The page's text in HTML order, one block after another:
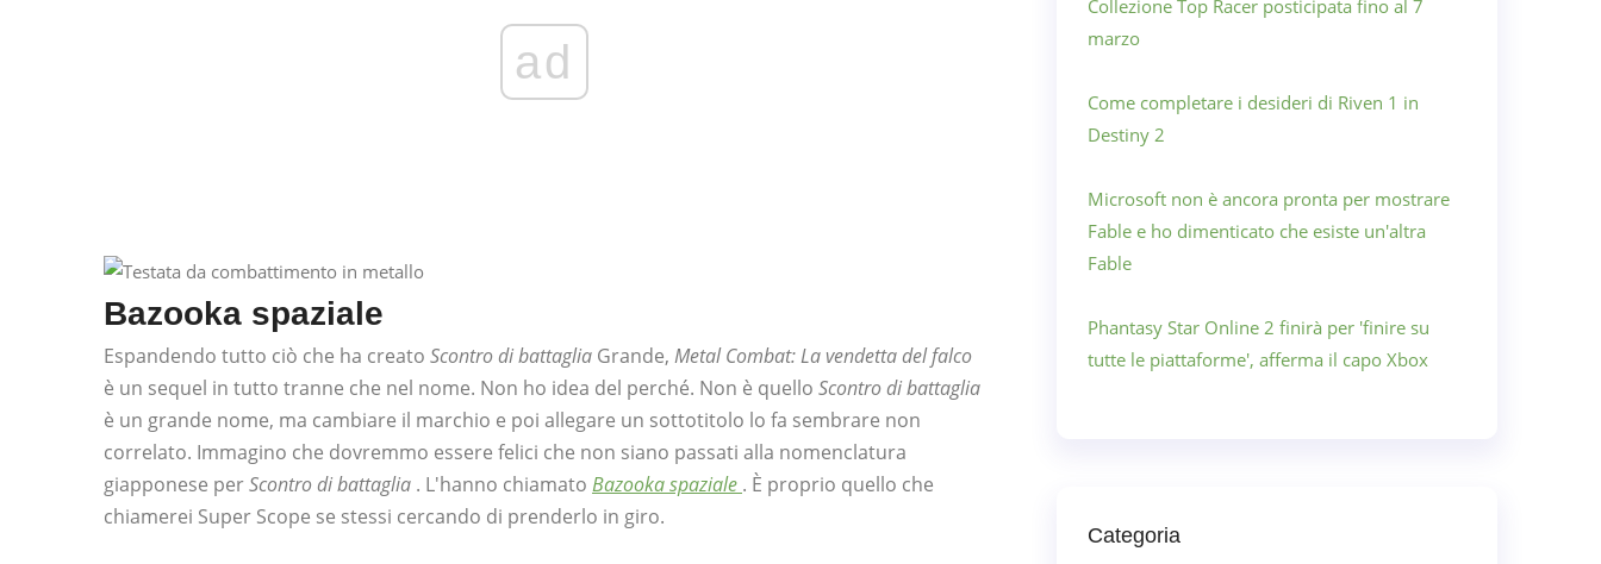
ad
Bazooka spaziale
Espandendo tutto ciò che ha creato Scontro di battaglia Grande, Metal Combat: La vendetta del falco
è un sequel in tutto tranne che nel nome. Non ho idea del perché. Non è quello Scontro di battaglia
è un grande nome, ma cambiare il marchio e poi allegare un sottotitolo lo fa sembrare non
correlato. Immagino che dovremmo essere felici che non siano passati alla nomenclatura
giapponese perScontro di battaglia . L'hanno chiamato Bazooka spaziale . È proprio quello che
chiamerei Super Scope se stessi cercando di prenderlo in giro.
Collezione Top Racer posticipata fino al 7
marzo
Come completare i desideri di Riven 1 in
Destiny 2
Microsoft non è ancora pronta per mostrare
Fable e ho dimenticato che esiste un'altra
Fable
Phantasy Star Online 2 finirà per 'finire su
tutte le piattaforme', afferma il capo Xbox
Categoria